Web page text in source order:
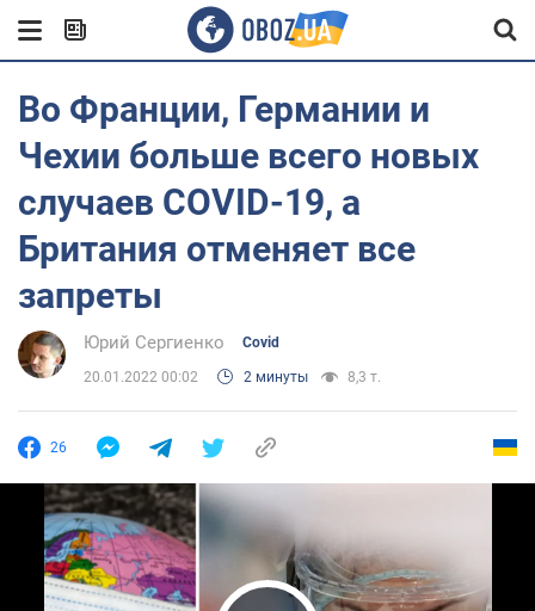
Во Франции, Германии и
Чехии больше всего новых
случаев COVID-19, а
Британия отменяет все
запреты
Юрий Сергиенко Covid
20.01.2022 00:02 2 минуты 8,3 т.
26